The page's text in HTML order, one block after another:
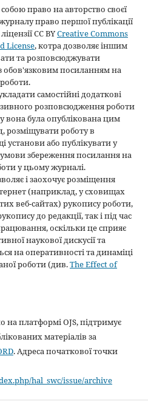
право на авторство своєї
право першої публікації
CC BYCreative Commons
License, котра дозволяє іншим
та розповсюджувати
обов'язковим посиланням на
самостійні додаткові
розповсюдження роботи
вона була опублікована цим
роботу в
установи або публікувати у
умови збереження посилання на
у цьому журналі.
і заохочує розміщення
(наприклад, у сховищах
веб-сайтах) рукопису роботи,
до редакції, так і під час
оскільки це сприяє
наукової дискусії та
на оперативності та динаміці
роботи (див.The Effect of
платформі OJS, підтримує
матеріалів за
. Адреса початкової точки
hal_swc/issue/archive